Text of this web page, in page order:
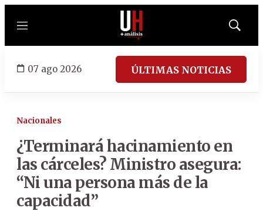
Menú
Mostrar
07 ago 2026 ÚLTIMAS NOTICIAS
Nacionales
¿Terminará hacinamiento en
las cárceles? Ministro asegura:
“Ni una persona más de la
capacidad”